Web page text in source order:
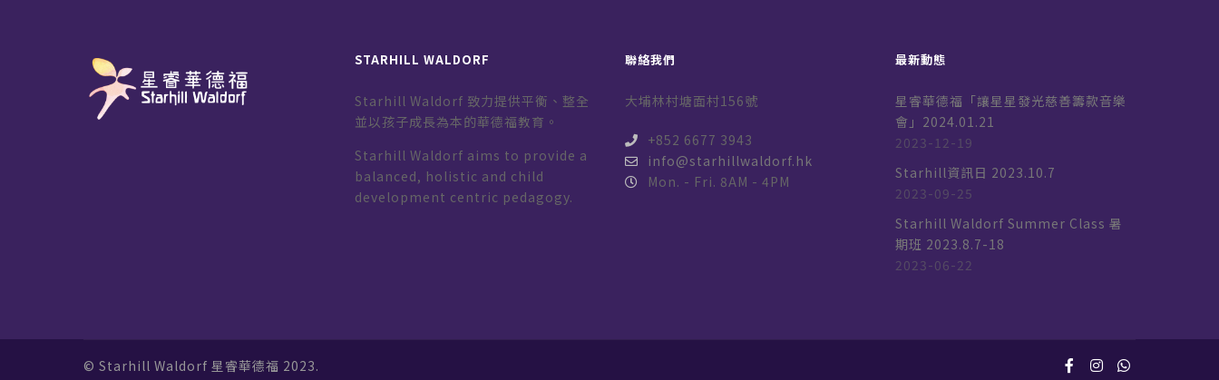
STARHILL WALDORF
Starhill Waldorf 致力提供平衡、整全
並以孩子成長為本的華德福教育。
Starhill Waldorf aims to provide a
balanced, holistic and child
development centric pedagogy.
聯絡我們
大埔林村塘面村156號
+852 6677 3943
info@starhillwaldorf.hk
Mon. - Fri. 8AM - 4PM
最新動態
星睿華德福「讓星星發光慈善籌款音樂
會」2024.01.21
2023-12-19
Starhill資訊日 2023.10.7
2023-09-25
Starhill Waldorf Summer Class 暑
期班 2023.8.7-18
2023-06-22
© Starhill Waldorf 星睿華德福 2023.